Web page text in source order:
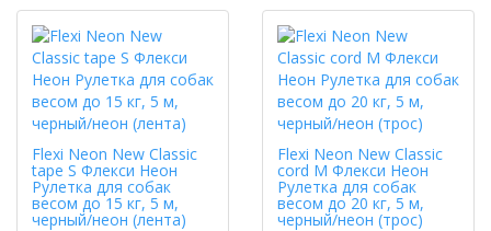
Flexi Neon New Classic
tape S Флекси Неон
Рулетка для собак
весом до 15 кг, 5 м,
черный/неон (лента)
Flexi Neon New Classic
cord M Флекси Неон
Рулетка для собак
весом до 20 кг, 5 м,
черный/неон (трос)